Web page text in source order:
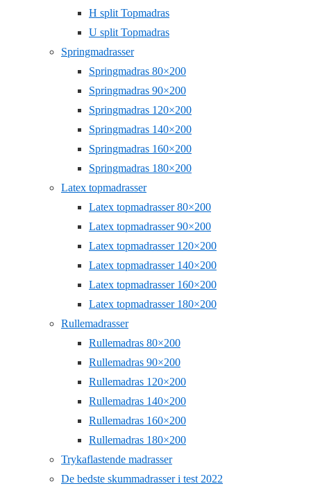
H split Topmadras
U split Topmadras
Springmadrasser
Springmadras 80×200
Springmadras 90×200
Springmadras 120×200
Springmadras 140×200
Springmadras 160×200
Springmadras 180×200
Latex topmadrasser
Latex topmadrasser 80×200
Latex topmadrasser 90×200
Latex topmadrasser 120×200
Latex topmadrasser 140×200
Latex topmadrasser 160×200
Latex topmadrasser 180×200
Rullemadrasser
Rullemadras 80×200
Rullemadras 90×200
Rullemadras 120×200
Rullemadras 140×200
Rullemadras 160×200
Rullemadras 180×200
Trykaflastende madrasser
De bedste skummadrasser i test 2022